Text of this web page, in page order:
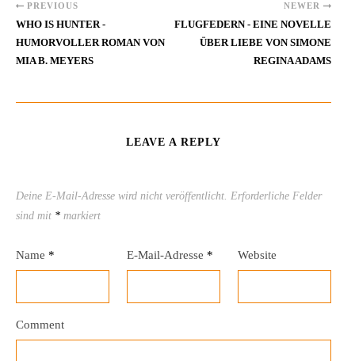
PREVIOUS
WHO IS HUNTER -
HUMORVOLLER ROMAN VON
MIA B. MEYERS
NEWER
FLUGFEDERN - EINE NOVELLE
ÜBER LIEBE VON SIMONE
REGINA ADAMS
LEAVE A REPLY
Deine E-Mail-Adresse wird nicht veröffentlicht. Erforderliche Felder
sind mit * markiert
Name * E-Mail-Adresse * Website
Comment